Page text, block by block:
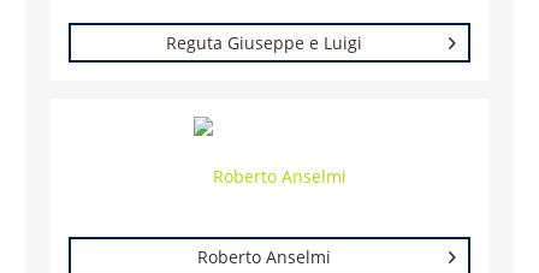
Reguta Giuseppe e Luigi
Roberto Anselmi